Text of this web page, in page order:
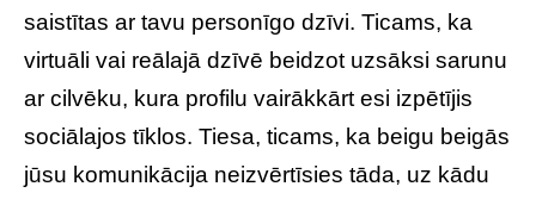
saistītas ar tavu personīgo dzīvi. Ticams, ka
virtuāli vai reālajā dzīvē beidzot uzsāksi sarunu
ar cilvēku, kura profilu vairākkārt esi izpētījis
sociālajos tīklos. Tiesa, ticams, ka beigu beigās
jūsu komunikācija neizvērtīsies tāda, uz kādu